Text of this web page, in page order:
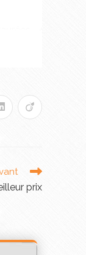
prix